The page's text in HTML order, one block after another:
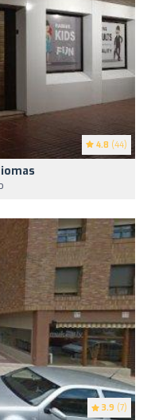
4.8 (44)
3.9 (7)